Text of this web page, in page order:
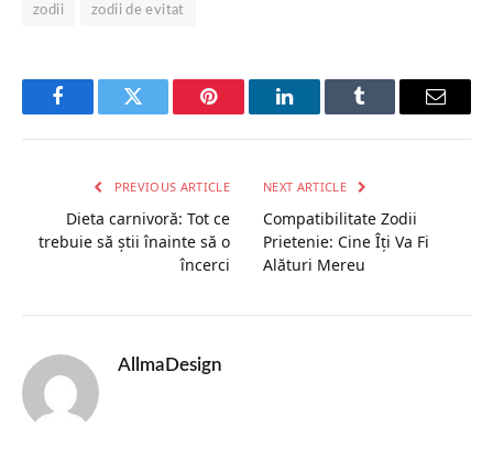
zodii zodii de evitat
FacebookTwitter Pinterest LinkedInTumblr Email
PREVIOUS ARTICLE
Dieta carnivoră: Tot ce
trebuie să știi înainte să o
încerci
NEXT ARTICLE
Compatibilitate Zodii
Prietenie: Cine Îți Va Fi
Alături Mereu
AllmaDesign